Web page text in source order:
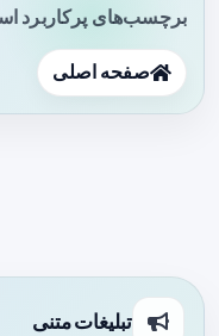
برچسب‌های پرکاربرد
صفحه اصلی
تبلیغات متنی